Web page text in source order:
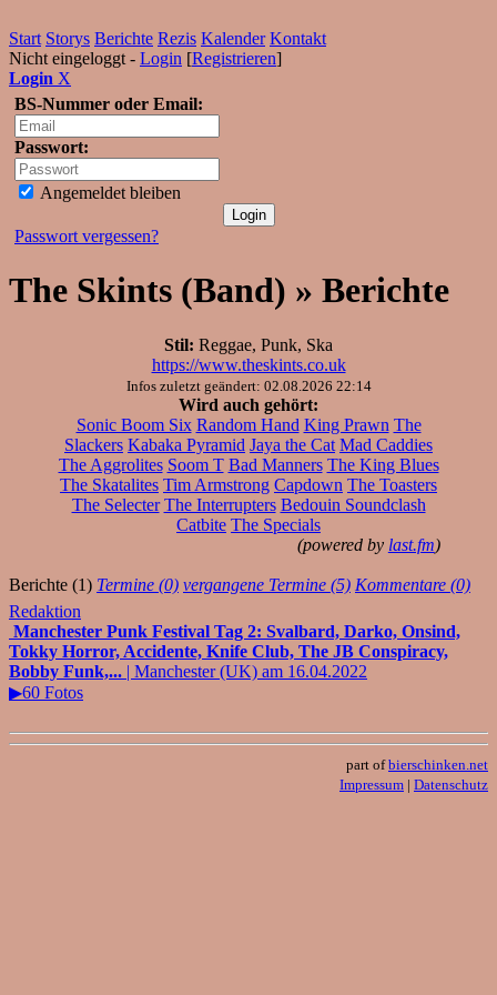
Start Storys Berichte Rezis Kalender Kontakt
Nicht eingeloggt - Login [Registrieren]
Login X
BS-Nummer oder Email:
Passwort:
Angemeldet bleiben
Passwort vergessen?
The Skints (Band) » Berichte
Stil: Reggae, Punk, Ska
https://www.theskints.co.uk
Infos zuletzt geändert: 02.08.2026 22:14
Wird auch gehört:
Sonic Boom Six Random Hand King Prawn The
Slackers Kabaka Pyramid Jaya the Cat Mad Caddies
The Aggrolites Soom T Bad Manners The King Blues
The Skatalites Tim Armstrong Capdown The Toasters
The Selecter The Interrupters Bedouin Soundclash
Catbite The Specials
(powered by last.fm)
Berichte (1) Termine (0) vergangene Termine (5) Kommentare (0)
Redaktion
Manchester Punk Festival Tag 2: Svalbard, Darko, Onsind,
Tokky Horror, Accidente, Knife Club, The JB Conspiracy,
Bobby Funk,... | Manchester (UK) am 16.04.2022
▶60 Fotos
part ofbierschinken.net
Impressum | Datenschutz